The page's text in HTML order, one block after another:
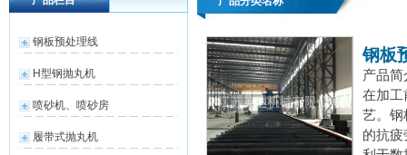
钢板预处理线
H型钢抛丸机
喷砂机、喷砂房
履带式抛丸机
钢板
产品
在加工
艺。钢
的抗